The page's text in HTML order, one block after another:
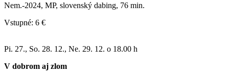
Nem.-2024, MP, slovenský dabing, 76 min.
Vstupné: 6 €
Pi. 27., So. 28. 12., Ne. 29. 12. o 18.00 h
V dobrom aj zlom